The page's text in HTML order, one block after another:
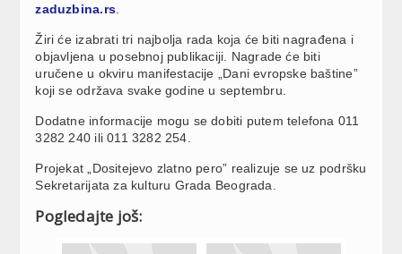
zaduzbina.rs.
Žiri će izabrati tri najbolja rada koja će biti nagrađena i
objavljena u posebnoj publikaciji. Nagrade će biti
uručene u okviru manifestacije „Dani evropske baštine”
koji se održava svake godine u septembru.
Dodatne informacije mogu se dobiti putem telefona 011
3282 240 ili 011 3282 254.
Projekat „Dositejevo zlatno pero” realizuje se uz podršku
Sekretarijata za kulturu Grada Beograda.
Pogledajte još: